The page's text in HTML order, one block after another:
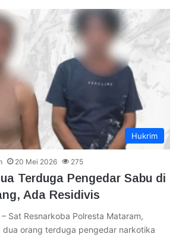
Hukrim
20 Mei 2026 275
Terduga Pengedar Sabu di
Ada Residivis
Sat Resnarkoba Polresta Mataram,
dua orang terduga pengedar narkotika